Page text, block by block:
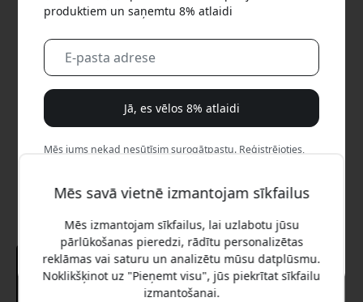
Mēs savā vietnē izmantojam sīkfailus
Mēs izmantojam sīkfailus, lai uzlabotu jūsu
pārlūkošanas pieredzi, rādītu personalizētas
reklāmas vai saturu un analizētu mūsu datplūsmu.
Noklikšķinot uz "Pieņemt visu", jūs piekrītat sīkfailu
izmantošanai.
produktiem un saņemtu 8% atlaidi
Jā, es vēlos 8% atlaidi
Mēs jums nekad nesūtīsim surogātpastu. Reģistrējoties,
Nē, es labāk maksātu pilnu cenu.